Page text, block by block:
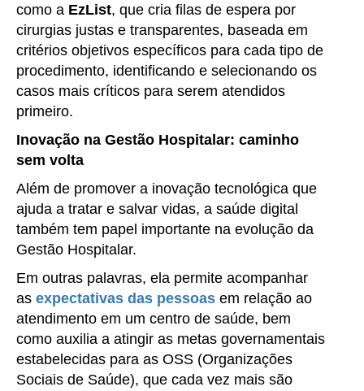
como a EzList, que cria filas de espera por
cirurgias justas e transparentes, baseada em
critérios objetivos específicos para cada tipo de
procedimento, identificando e selecionando os
casos mais críticos para serem atendidos
primeiro.
Inovação na Gestão Hospitalar: caminho
sem volta
Além de promover a inovação tecnológica que
ajuda a tratar e salvar vidas, a saúde digital
também tem papel importante na evolução da
Gestão Hospitalar.
Em outras palavras, ela permite acompanhar
as expectativas das pessoas em relação ao
atendimento em um centro de saúde, bem
como auxilia a atingir as metas governamentais
estabelecidas para as OSS (Organizações
Sociais de Saúde), que cada vez mais são